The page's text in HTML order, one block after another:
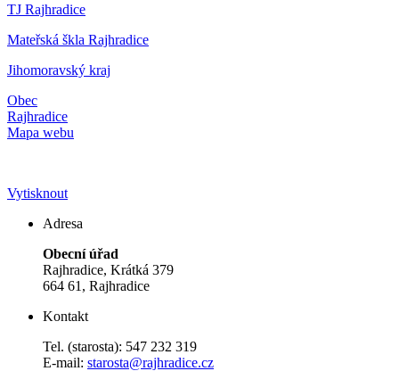
TJ Rajhradice
Mateřská škla Rajhradice
Jihomoravský kraj
Obec
Rajhradice
Mapa webu
Vytisknout
Adresa
Obecní úřad
Rajhradice, Krátká 379
664 61, Rajhradice
Kontakt
Tel. (starosta): 547 232 319
E-mail: starosta@rajhradice.cz